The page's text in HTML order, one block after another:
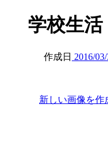
学校生
作成日 2016/
新しい画像を作